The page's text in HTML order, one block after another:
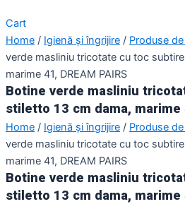
Cart
Home / Igienă și îngrijire / Produse
verde masliniu tricotate cu toc
marime 41, DREAM PAIRS
Botine verde masliniu
stiletto 13 cm dama, marime
Home / Igienă și îngrijire / Produse
verde masliniu tricotate cu toc
marime 41, DREAM PAIRS
Botine verde masliniu
stiletto 13 cm dama, marime